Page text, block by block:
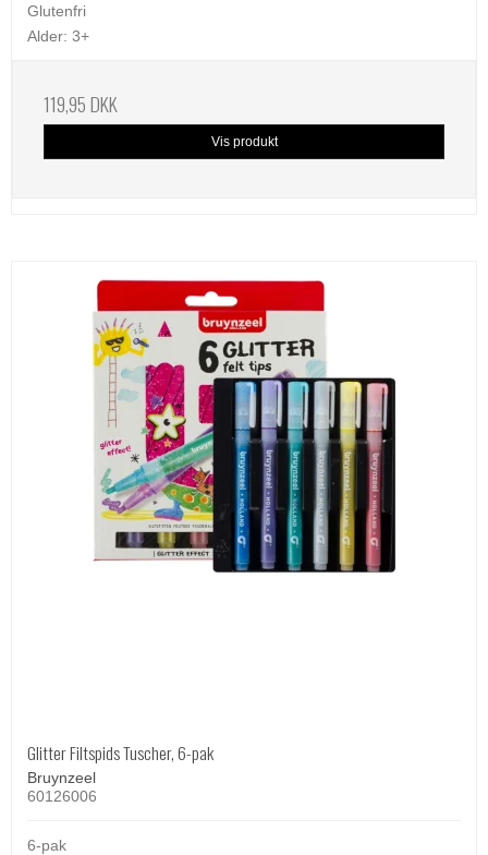
Glutenfri
Alder: 3+
119,95 DKK
Vis produkt
Glitter Filtspids Tuscher, 6-pak
Bruynzeel
60126006
6-pak